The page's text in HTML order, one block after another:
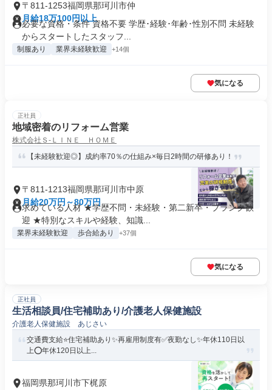
〒811-1253福岡県那珂川市仲
月給18万100円以上
必要な資格・条件 資格不要 学歴･経験･年齢･性別不問 未経験
からスタートしたスタッフ...
制服あり 業界未経験歓迎 +14個
気になる
正社員
地域密着のリフォーム営業
株式会社Ｓ‐ＬＩＮＥ ＨＯＭＥ
【未経験歓迎◎】成約率70％の仕組み×毎日2時間の研修あり！
〒811-1213福岡県那珂川市中原
月給20万円～80万円
求めている人材 ★学歴不問・未経験・第二新卒・ブランク歓
迎 ★特別なスキルや経験、知識...
業界未経験歓迎 歩合給あり +37個
気になる
正社員
生活相談員/住宅補助あり/介護老人保健施設
介護老人保健施設 あじさい
交通費支給⭐️住宅補助あり✨再雇用制度有✅️夜勤なし✨年休110日以
上⭕️年休120日以上...
福岡県那珂川市下梶原